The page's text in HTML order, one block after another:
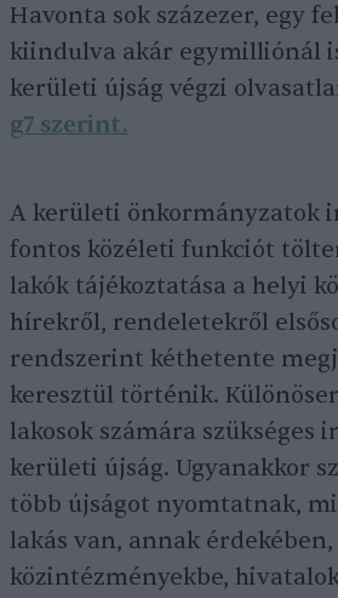
Havonta sok százezer, egy
kiindulva akár egymilliónál
kerületi újság végzi
g7 szerint.
A kerületi önkormányzatok
fontos közéleti funkciót
lakók tájékoztatása a helyi
hírekről, rendeletekről
rendszerint kéthetente
keresztül történik.
lakosok számára szükséges
kerületi újság. Ugyanakkor
több újságot nyomtatnak,
lakás van, annak
közintézményekbe,